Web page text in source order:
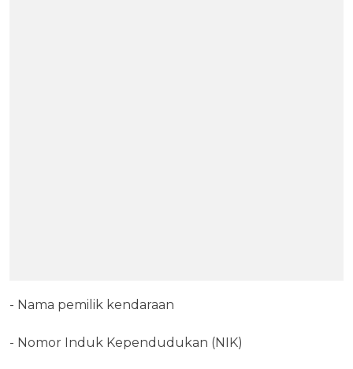
- Nama pemilik kendaraan
- Nomor Induk Kependudukan (NIK)